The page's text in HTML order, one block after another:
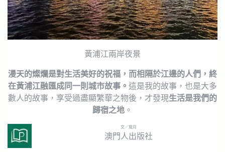
黃浦江兩岸夜景
漫天的燦爛是對生活美好的祝福，而相隔於江邊的人們，終
在黃浦江融匯成同一則城市故事。 這是我的故事，也是大多
數人的故事，享受過盡顯繁華之物後，才發現生活是我們的
歸宿之地 。
文／風月
澳門人出版社